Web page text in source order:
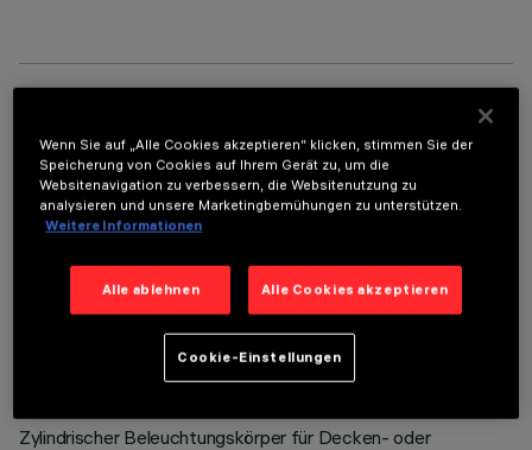
TECHNISCHE DATEN
LETZTES UPDATE: 06.08.2026
Zylindrischer Beleuchtungskörper für Decken- oder
Wenn Sie auf „Alle Cookies akzeptieren“ klicken, stimmen Sie der
Speicherung von Cookies auf Ihrem Gerät zu, um die
Websitenavigation zu verbessern, die Websitenutzung zu
analysieren und unsere Marketingbemühungen zu unterstützen.
Weitere Informationen
Alle ablehnen Alle Cookies akzeptieren
Cookie-Einstellungen